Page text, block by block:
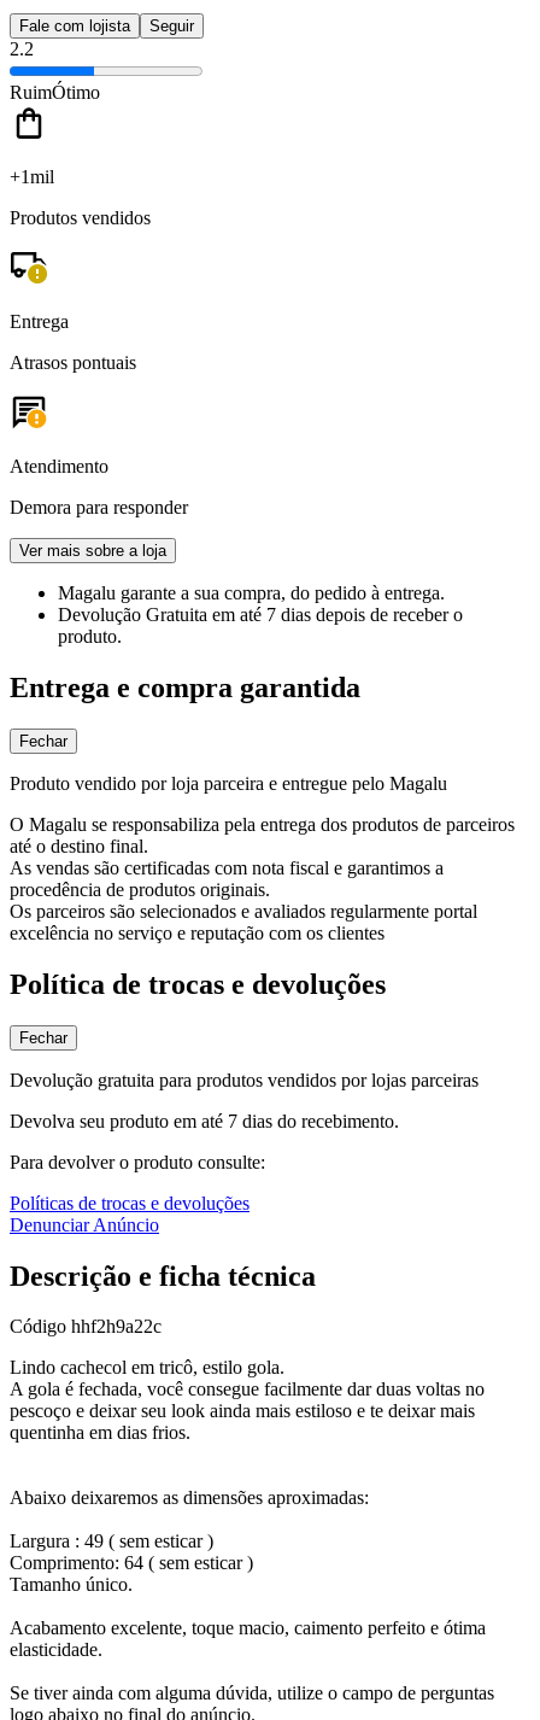
Fale com lojista Seguir
2.2
RuimÓtimo
+1mil
Produtos vendidos
Entrega
Atrasos pontuais
Atendimento
Demora para responder
Ver mais sobre a loja
Magalu garante a sua compra, do pedido à entrega.
Devolução Gratuita em até 7 dias depois de receber o
produto.
Entrega e compra garantida
Fechar
Produto vendido por loja parceira e entregue pelo Magalu
O Magalu se responsabiliza pela entrega dos produtos de parceiros
até o destino final.
As vendas são certificadas com nota fiscal e garantimos a
procedência de produtos originais.
Os parceiros são selecionados e avaliados regularmente portal
excelência no serviço e reputação com os clientes
Política de trocas e devoluções
Fechar
Devolução gratuita para produtos vendidos por lojas parceiras
Devolva seu produto em até 7 dias do recebimento.
Para devolver o produto consulte:
Políticas de trocas e devoluções
Denunciar Anúncio
Descrição e ficha técnica
Código hhf2h9a22c
Lindo cachecol em tricô, estilo gola.
A gola é fechada, você consegue facilmente dar duas voltas no
pescoço e deixar seu look ainda mais estiloso e te deixar mais
quentinha em dias frios.
Abaixo deixaremos as dimensões aproximadas:
Largura : 49 ( sem esticar )
Comprimento: 64 ( sem esticar )
Tamanho único.
Acabamento excelente, toque macio, caimento perfeito e ótima
elasticidade.
Se tiver ainda com alguma dúvida, utilize o campo de perguntas
logo abaixo no final do anúncio.